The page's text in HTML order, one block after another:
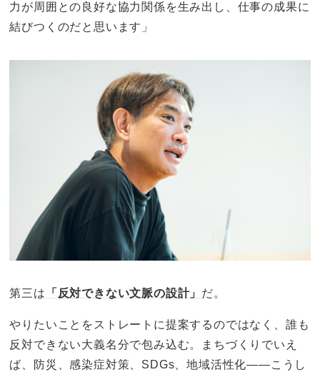
力が周囲との良好な協力関係を生み出し、仕事の成果に
結びつくのだと思います」
第三は 「反対できない文脈の設計」 だ。
やりたいことをストレートに提案するのではなく、誰も
反対できない大義名分で包み込む。まちづくりでいえ
ば、防災、感染症対策、SDGs、地域活性化――こうし